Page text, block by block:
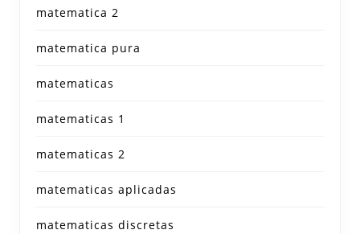
matematica 2
matematica pura
matematicas
matematicas 1
matematicas 2
matematicas aplicadas
matematicas discretas